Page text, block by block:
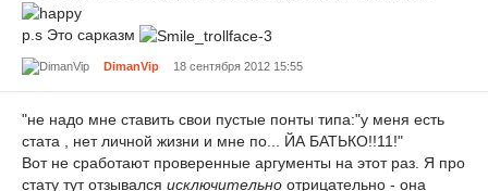
p.s Это сарказм
DimanVip 18 сентября 2012 15:55
"не надо мне ставить свои пустые понты типа:"у меня есть
стата , нет личной жизни и мне по... ЙА БАТЬКО!!11!"
Вот не сработают проверенные аргументы на этот раз. Я про
стату тут отзывался исключительно отрицательно - она